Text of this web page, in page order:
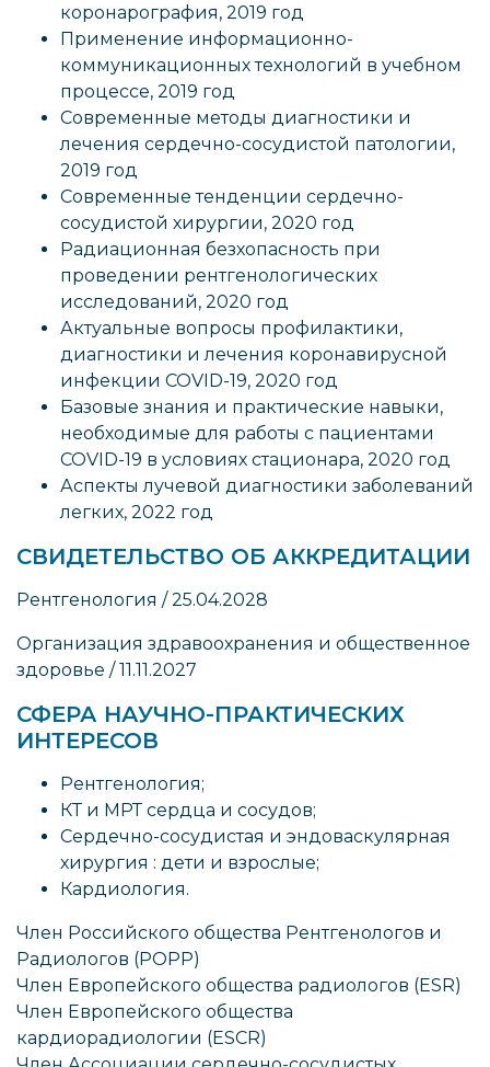
коронарография, 2019 год
Применение информационно-
коммуникационных технологий в учебном
процессе, 2019 год
Современные методы диагностики и
лечения сердечно-сосудистой патологии,
2019 год
Современные тенденции сердечно-
сосудистой хирургии, 2020 год
Радиационная безхопасность при
проведении рентгенологических
исследований, 2020 год
Актуальные вопросы профилактики,
диагностики и лечения коронавирусной
инфекции COVID-19, 2020 год
Базовые знания и практические навыки,
необходимые для работы с пациентами
COVID-19 в условиях стационара, 2020 год
Аспекты лучевой диагностики заболеваний
легких, 2022 год
СВИДЕТЕЛЬСТВО ОБ АККРЕДИТАЦИИ
Рентгенология / 25.04.2028
Организация здравоохранения и общественное
здоровье / 11.11.2027
СФЕРА НАУЧНО-ПРАКТИЧЕСКИХ
ИНТЕРЕСОВ
Рентгенология;
КТ и МРТ сердца и сосудов;
Сердечно-сосудистая и эндоваскулярная
хирургия : дети и взрослые;
Кардиология.
Член Российского общества Рентгенологов и
Радиологов (РОРР)
Член Европейского общества радиологов (ESR)
Член Европейского общества
кардиорадиологии (ESCR)